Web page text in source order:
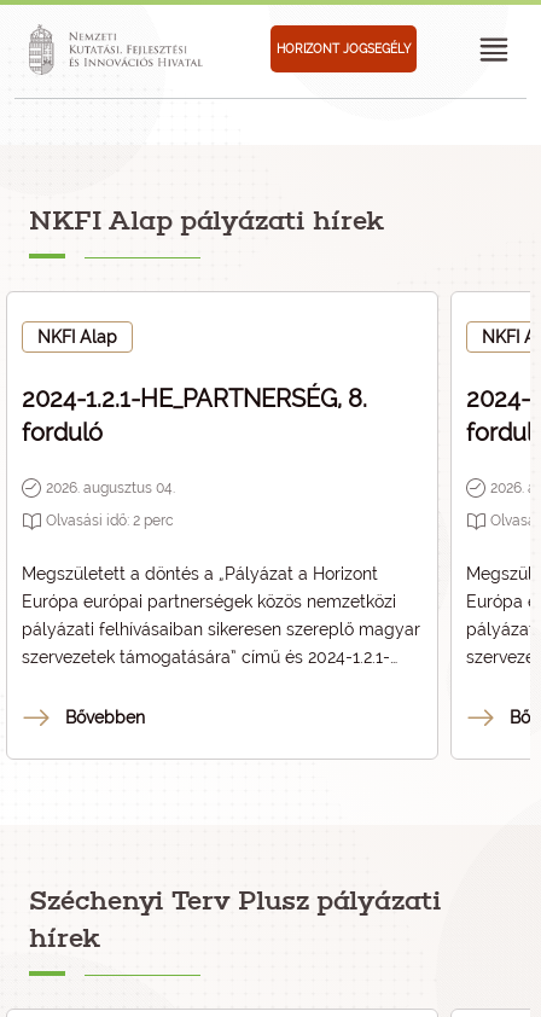
HORIZONT JOGSEGÉLY
NKFI Alap pályázati hírek
NKFI Alap
2024-1.2.1-HE_PARTNERSÉG, 8.
forduló
2026. augusztus 04.
Olvasási idő: 2 perc
Megszületett a döntés a „Pályázat a Horizont
Európa európai partnerségek közös nemzetközi
pályázati felhívásaiban sikeresen szereplő magyar
szervezetek támogatására” című és 2024-1.2.1-
vonatkozásában.
Bővebben
NKFI
2024-
2026.
Európa
Széchenyi Terv Plusz pályázati
hírek